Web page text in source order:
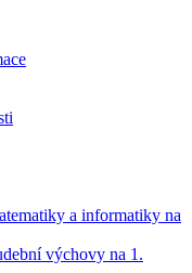
a informatiky na
výchovy na 1.